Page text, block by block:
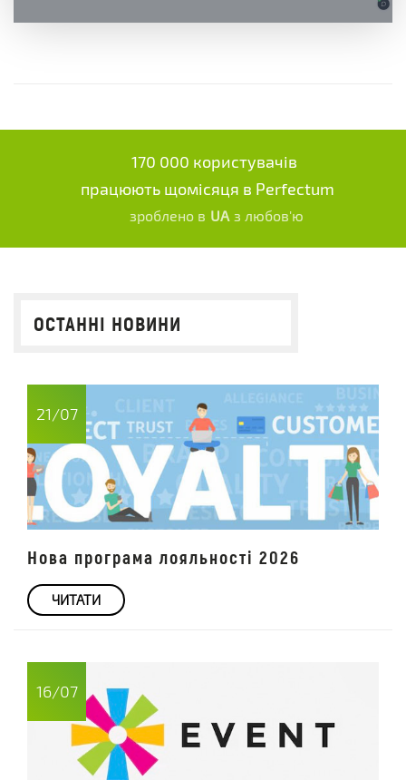
170 000 користувачів
працюють щомісяця в Perfectum
зроблено в UA з любов'ю
ОСТАННІ НОВИНИ
21/07
Нова програма лояльності 2026
ЧИТАТИ
16/07